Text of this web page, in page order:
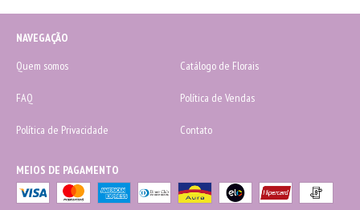
NAVEGAÇÃO
Quem somos
Catálogo de Florais
FAQ Política de Vendas
Política de Privacidade Contato
MEIOS DE PAGAMENTO